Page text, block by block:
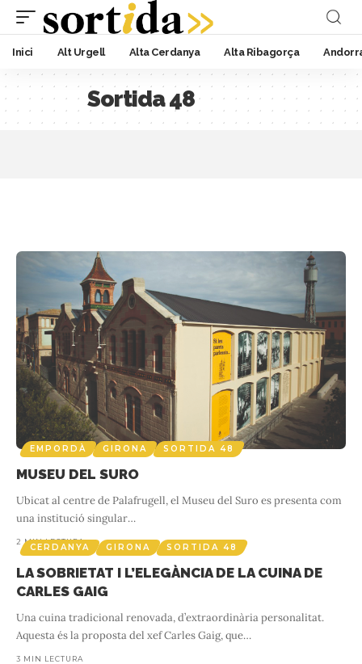
Inici Alt Urgell Alta Cerdanya Alta Ribagorça
Sortida 48
GIRONA RIPOLLÈS SORTIDA 48
LA FOTOGRAFIA DEL DOCTOR
JOAQUIM PLA JANINI
El doctor Joaquim Pla Janini era un gran aficionat a la fotografia i
se’l considera un dels pares de la fotografia catalana del segle XX.
EMPORDÀ GIRONA SORTIDA 48
MUSEU DEL SURO
Ubicat al centre de Palafrugell, el Museu del Suro es presenta com
una institució singular…
2 MIN LECTURA
CERDANYA GIRONA SORTIDA 48
LA SOBRIETAT I L’ELEGÀNCIA DE LA CUINA DE
CARLES GAIG
Una cuina tradicional renovada, d’extraordinària personalitat.
Aquesta és la proposta del xef Carles Gaig, que…
3 MIN LECTURA